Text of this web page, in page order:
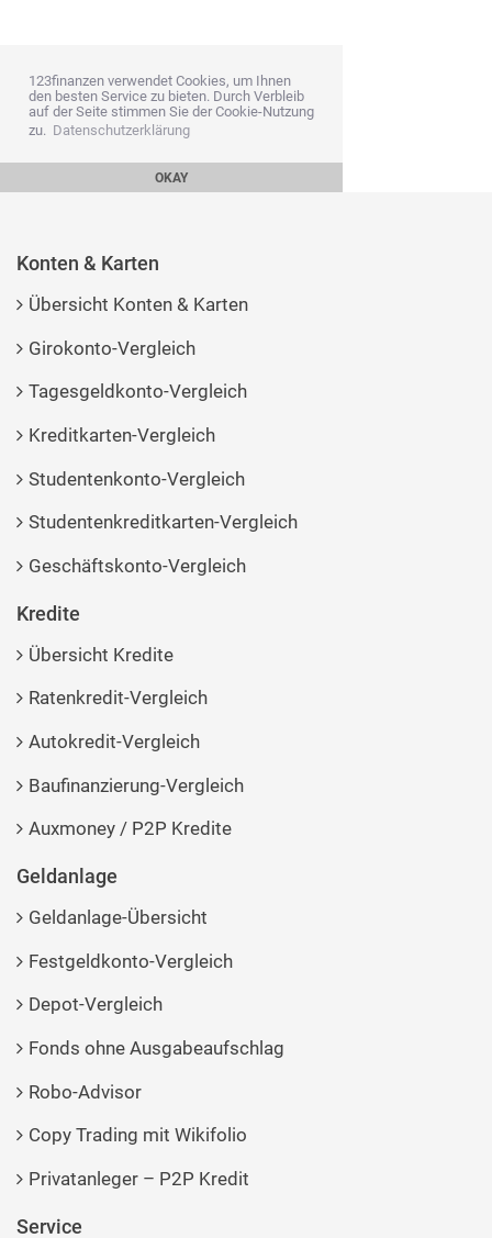
123finanzen verwendet Cookies, um Ihnen
den besten Service zu bieten. Durch Verbleib
auf der Seite stimmen Sie der Cookie-Nutzung
zu. Datenschutzerklärung
OKAY
Konten & Karten
Übersicht Konten & Karten
Girokonto-Vergleich
Tagesgeldkonto-Vergleich
Kreditkarten-Vergleich
Studentenkonto-Vergleich
Studentenkreditkarten-Vergleich
Geschäftskonto-Vergleich
Kredite
Übersicht Kredite
Ratenkredit-Vergleich
Autokredit-Vergleich
Baufinanzierung-Vergleich
Auxmoney / P2P Kredite
Geldanlage
Geldanlage-Übersicht
Festgeldkonto-Vergleich
Depot-Vergleich
Fonds ohne Ausgabeaufschlag
Robo-Advisor
Copy Trading mit Wikifolio
Privatanleger – P2P Kredit
Service